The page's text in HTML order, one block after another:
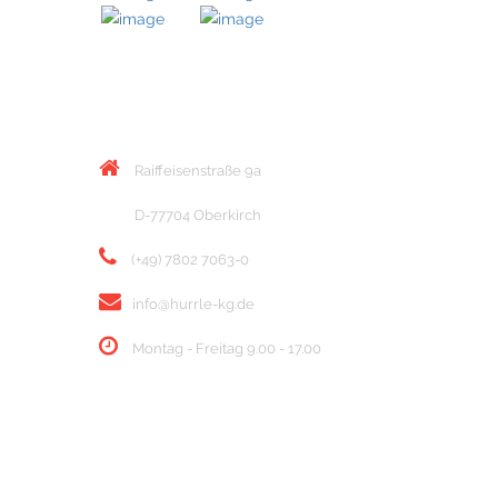
Raiffeisenstraße 9a
D-77704 Oberkirch
(+49) 7802 7063-0
info@hurrle-kg.de
Montag - Freitag 9.00 - 17.00